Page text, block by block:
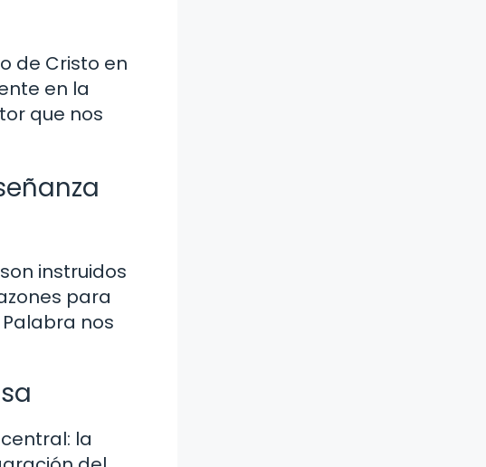
de Cristo en
en la
que nos
instruidos
para
nos
la